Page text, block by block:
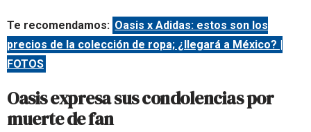
Te recomendamos: Oasis x Adidas: estos son los
precios de la colección de ropa; ¿llegará a México? |
FOTOS
Oasis expresa sus condolencias por
muerte de fan